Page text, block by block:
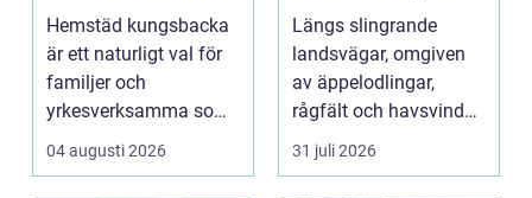
en lugnare vardag
Hemstäd kungsbacka
är ett naturligt val för
familjer och
yrkesverksamma som
vill ha ett rent hem
04 augusti 2026
möter kreativt
hantverk
Längs slingrande
landsvägar, omgiven
av äppelodlingar,
rågfält och havsvindar,
har
blomsterhantverke...
31 juli 2026